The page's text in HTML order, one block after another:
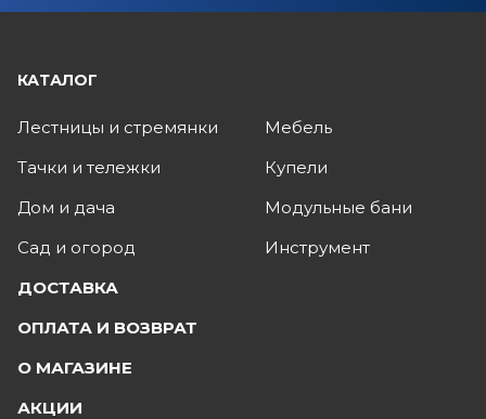
КАТАЛОГ
Лестницы и стремянки
Тачки и тележки
Дом и дача
Сад и огород
Мебель
Купели
Модульные бани
Инструмент
ДОСТАВКА
ОПЛАТА И ВОЗВРАТ
О МАГАЗИНЕ
АКЦИИ